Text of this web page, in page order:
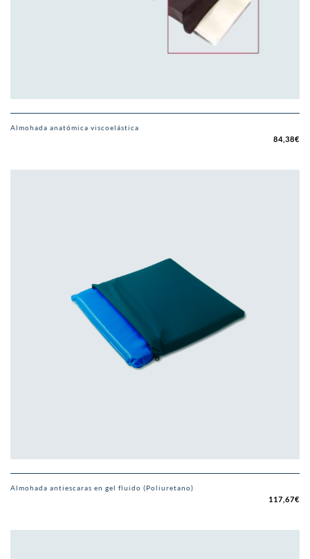
Almohada anatómica viscoelástica
84,38€
Almohada antiescaras en gel fluido (Poliuretano)
117,67€